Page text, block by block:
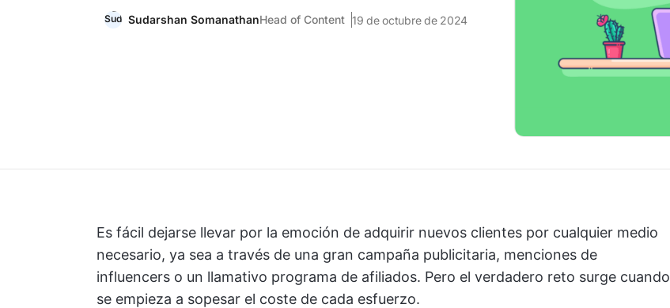
Sudarshan SomanathanHead of Content 19 de octubre de 2024
Es fácil dejarse llevar por la emoción de adquirir nuevos clientes por cualquier medio
necesario, ya sea a través de una gran campaña publicitaria, menciones de
influencers o un llamativo programa de afiliados. Pero el verdadero reto surge cuando
se empieza a sopesar el coste de cada esfuerzo.